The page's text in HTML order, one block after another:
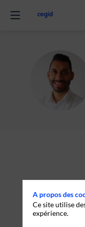
JA
A propos des
Ce site utilise
expérience.